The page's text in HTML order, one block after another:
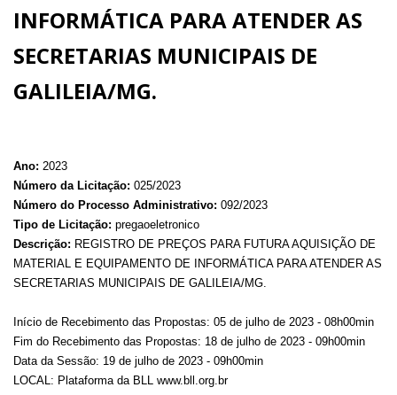
INFORMÁTICA PARA ATENDER AS
SECRETARIAS MUNICIPAIS DE
GALILEIA/MG.
Ano: 2023
Número da Licitação: 025/2023
Número do Processo Administrativo: 092/2023
Tipo de Licitação: pregaoeletronico
Descrição: REGISTRO DE PREÇOS PARA FUTURA AQUISIÇÃO DE
MATERIAL E EQUIPAMENTO DE INFORMÁTICA PARA ATENDER AS
SECRETARIAS MUNICIPAIS DE GALILEIA/MG.
Início de Recebimento das Propostas: 05 de julho de 2023 - 08h00min
Fim do Recebimento das Propostas: 18 de julho de 2023 - 09h00min
Data da Sessão: 19 de julho de 2023 - 09h00min
LOCAL: Plataforma da BLL www.bll.org.br